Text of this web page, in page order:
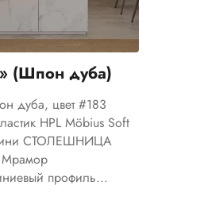
дуба)
дуба, цвет #183
HPL Möbius Soft
СТОЛЕШНИЦА
Мрамор
профиль...